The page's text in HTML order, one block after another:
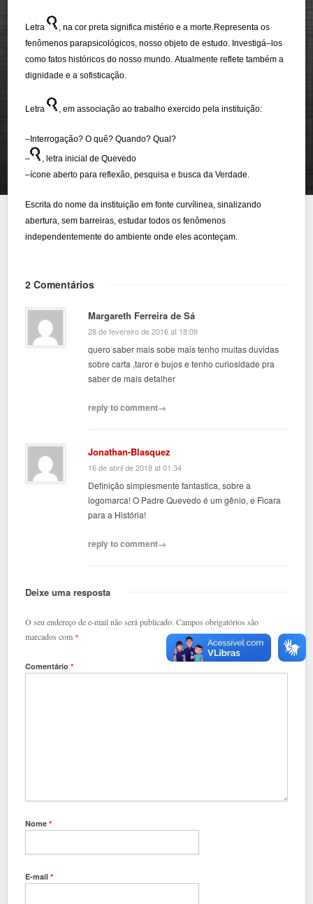
Letra , na cor preta significa mistério e a morte.Representa os
fenômenos parapsicológicos, nosso objeto de estudo. Investigá– los
como fatos históricos do nosso mundo.Atualmente reflete também a
dignidade e a sofisticação.
Letra , em associação ao trabalho exercido pela instituição:
– Interrogação? O quê? Quando? Qual?
–
, letra inicial de Quevedo
–ícone aberto para reflexão, pesquisa e busca da Verdade.
Escrita do nome da instituição em fonte curvílinea, sinalizando
abertura, sem barreiras, estudar todos os fenômenos
independentemente doambiente onde eles aconteçam.
2 Comentários
Margareth Ferreira de Sá
28 de fevereiro de 2016 at 18:09
quero saber mais sobe mais tenho muitas duvidas
sobre carta ,taror e bujos e tenho curiosidade pra
saber de mais detalher
reply to comment→
Jonathan-Blasquez
16 de abril de 2018 at 01:34
Definição simplesmente fantastica, sobre a
logomarca! O Padre Quevedo é um gênio, e Ficara
para a História!
reply to comment→
Deixe uma resposta
O seu endereço de e-mail não será publicado. Campos obrigatórios são
marcados com *
Comentário*
Nome*
E-mail*